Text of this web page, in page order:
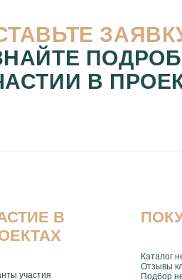
В
В
участия
Каталог
Отзывы
Подбор